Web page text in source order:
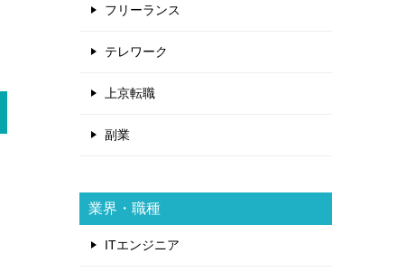
フリーランス
テレワーク
上京転職
副業
業界・職種
ITエンジニア